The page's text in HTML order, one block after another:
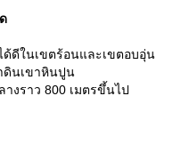
ดีในเขตร้อนและเขตอบอุ่น
ดินเขาหินปูน
งราว 800 เมตรขึ้นไป